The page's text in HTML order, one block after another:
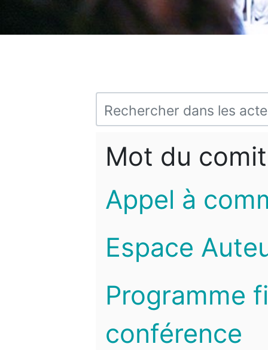
Mot du
Appel à
Espace
Programme
conférence